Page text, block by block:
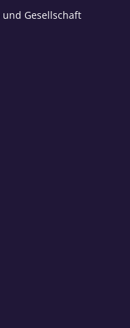
Gesellschaft